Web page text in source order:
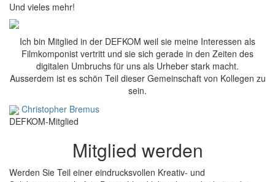
Und vieles mehr!
Ich bin Mitglied in der DEFKOM weil sie meine Interessen als
Filmkomponist vertritt und sie sich gerade in den Zeiten des
digitalen Umbruchs für uns als Urheber stark macht.
Ausserdem ist es schön Teil dieser Gemeinschaft von Kollegen zu
sein.
Christopher Bremus
DEFKOM-Mitglied
Mitglied werden
Werden Sie Teil einer eindrucksvollen Kreativ- und